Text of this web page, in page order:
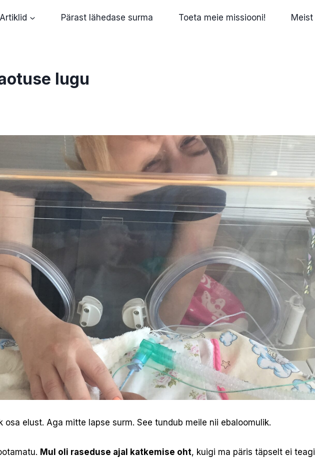
Artiklid Pärast lähedase surma Toeta meie missiooni! Meist
lugu
osa elust. Aga mitte lapse surm. See tundub meile nii ebaloomulik.
Mul oli raseduse ajal katkemise oht, kuigi ma päris täpselt ei teagi